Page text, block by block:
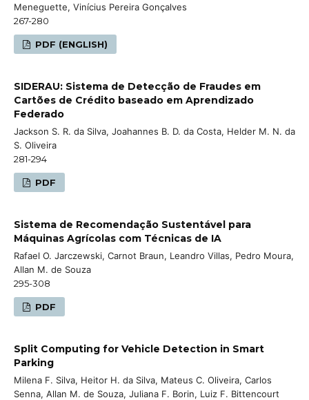
Meneguette, Vinícius Pereira Gonçalves
267-280
PDF (ENGLISH)
SIDERAU: Sistema de Detecção de Fraudes em
Cartões de Crédito baseado em Aprendizado
Federado
Jackson S. R. da Silva, Joahannes B. D. da Costa, Helder M. N. da
S. Oliveira
281-294
PDF
Sistema de Recomendação Sustentável para
Máquinas Agrícolas com Técnicas de IA
Rafael O. Jarczewski, Carnot Braun, Leandro Villas, Pedro Moura,
Allan M. de Souza
295-308
PDF
Split Computing for Vehicle Detection in Smart
Parking
Milena F. Silva, Heitor H. da Silva, Mateus C. Oliveira, Carlos
Senna, Allan M. de Souza, Juliana F. Borin, Luiz F. Bittencourt